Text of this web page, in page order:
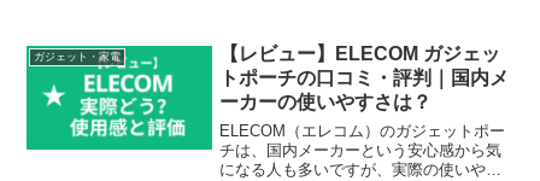
た目が似ていても、安定感や調整しやす
さ、使える場面の広...
ガジェット・家電
【レビュー】ELECOM ガジェッ
トポーチの口コミ・評判｜国内メ
ーカーの使いやすさは？
ELECOM（エレコム）のガジェットポー
チは、国内メーカーという安心感から気
になる人も多いですが、実際の使いやす